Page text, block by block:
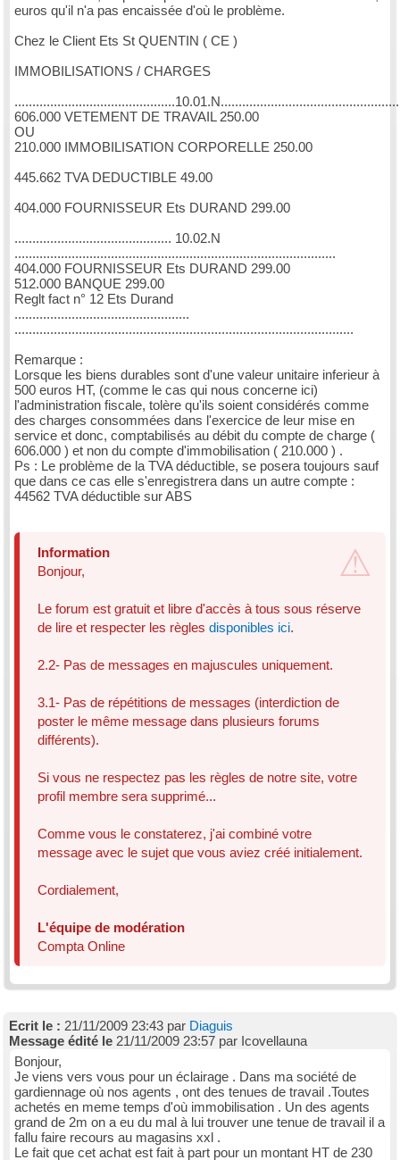
euros qu'il n'a pas encaissée d'où le problème.
Chez le Client Ets St QUENTIN ( CE )
IMMOBILISATIONS / CHARGES
606.000 VETEMENT DE TRAVAIL 250.00
OU
210.000 IMMOBILISATION CORPORELLE 250.00
445.662 TVA DEDUCTIBLE 49.00
404.000 FOURNISSEUR Ets DURAND 299.00
............................................ 10.02.N
..........................................................................................
404.000 FOURNISSEUR Ets DURAND 299.00
512.000 BANQUE 299.00
Reglt fact n° 12 Ets Durand
.................................................
...............................................................................................
Remarque :
Lorsque les biens durables sont d'une valeur unitaire inferieur à
500 euros HT, (comme le cas qui nous concerne ici)
l'administration fiscale, tolère qu'ils soient considérés comme
des charges consommées dans l'exercice de leur mise en
service et donc, comptabilisés au débit du compte de charge (
606.000 ) et non du compte d'immobilisation ( 210.000 ) .
Ps : Le problème de la TVA déductible, se posera toujours sauf
que dans ce cas elle s'enregistrera dans un autre compte :
44562 TVA déductible sur ABS
Information
Bonjour,
Le forum est gratuit et libre d'accès à tous sous réserve
de lire et respecter les règles disponibles ici.
2.2- Pas de messages en majuscules uniquement.
3.1- Pas de répétitions de messages (interdiction de
poster le même message dans plusieurs forums
différents).
Si vous ne respectez pas les règles de notre site, votre
profil membre sera supprimé...
Comme vous le constaterez, j'ai combiné votre
message avec le sujet que vous aviez créé initialement.
Cordialement,
L'équipe de modération
Compta Online
Ecrit le : 21/11/2009 23:43 par Diaguis
Message édité le 21/11/2009 23:57 par Icovellauna
Bonjour,
Je viens vers vous pour un éclairage . Dans ma société de
gardiennage où nos agents , ont des tenues de travail .Toutes
achetés en meme temps d'où immobilisation . Un des agents
grand de 2m on a eu du mal à lui trouver une tenue de travail il a
fallu faire recours au magasins xxl .
Le fait que cet achat est fait à part pour un montant HT de 230